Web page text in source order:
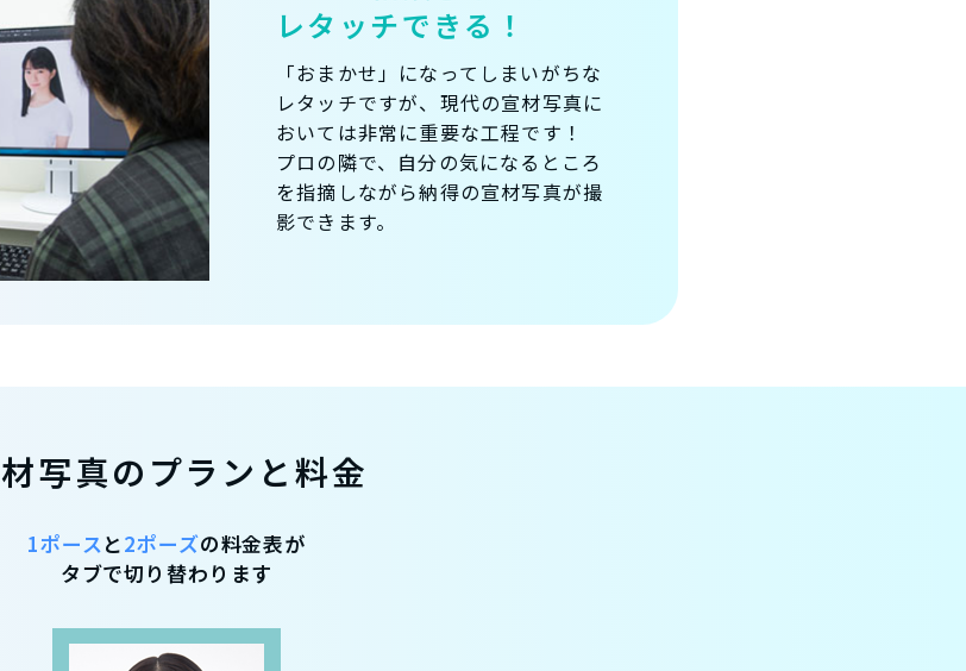
レタッチできる！
「おまかせ」になってしまいがちな
レタッチですが、現代の宣材写真に
おいては非常に重要な工程です！
プロの隣で、自分の気になるところ
を指摘しながら納得の宣材写真が撮
影できます。
写真のプランと料金
1ポース と2ポーズの料金表が
タブで切り替わります